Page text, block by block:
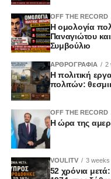
OFF THE RECORD
Η ομολογία
Παναγιώτου
Συμβούλιο
ΑΡΘΡΟΓΡΑΦΙΑ 2
Η πολιτική
πολιτών:
OFF THE RECORD
Η ώρα της
VOULITV 3 weeks
52 χρόνια